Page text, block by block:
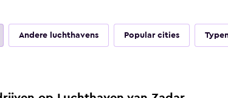
Andere luchthavens Popular cities